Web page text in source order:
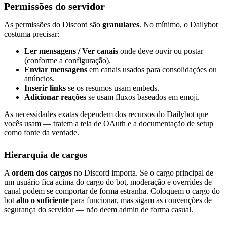
Permissões do servidor
As permissões do Discord são granulares. No mínimo, o Dailybot
costuma precisar:
Ler mensagens / Ver canais onde deve ouvir ou postar
(conforme a configuração).
Enviar mensagens em canais usados para consolidações ou
anúncios.
Inserir links se os resumos usam embeds.
Adicionar reações se usam fluxos baseados em emoji.
As necessidades exatas dependem dos recursos do Dailybot que
vocês usam — tratem a tela de OAuth e a documentação de setup
como fonte da verdade.
Hierarquia de cargos
Aordem dos cargos no Discord importa. Se o cargo principal de
um usuário fica acima do cargo do bot, moderação e overrides de
canal podem se comportar de forma estranha. Coloquem o cargo do
botalto o suficiente para funcionar, mas sigam as convenções de
segurança do servidor — não deem admin de forma casual.